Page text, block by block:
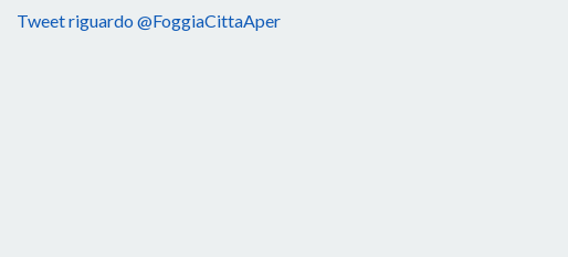
Tweet riguardo @FoggiaCittaAper